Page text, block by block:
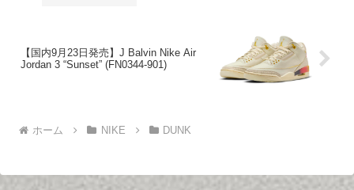
【国内9月23日発売】J Balvin Nike Air
Jordan 3 “Sunset” (FN0344-901)
ホーム NIKE DUNK